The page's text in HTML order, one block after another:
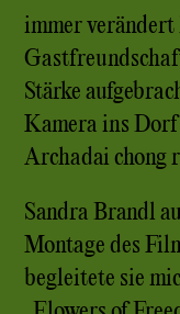
immer verändert
Stärke
Kamera ins Dorf
Archadai chong
Sandra Brandl
Montage des
begleitete sie